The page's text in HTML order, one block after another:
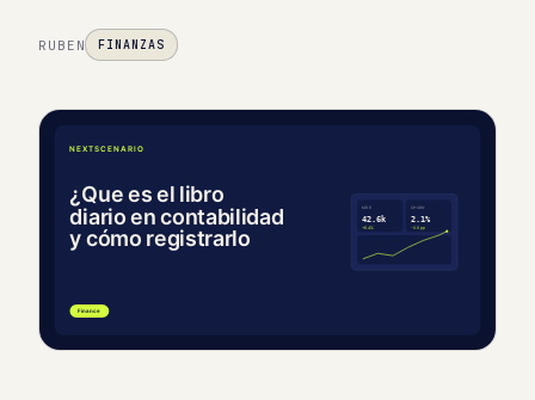
RUBEN FINANZAS